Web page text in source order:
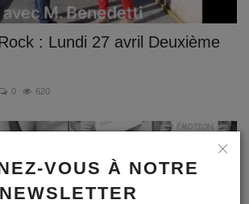
VOUS À NOTRE
NEWSLETTER
: Lundi 27 avril Deuxième
0 620